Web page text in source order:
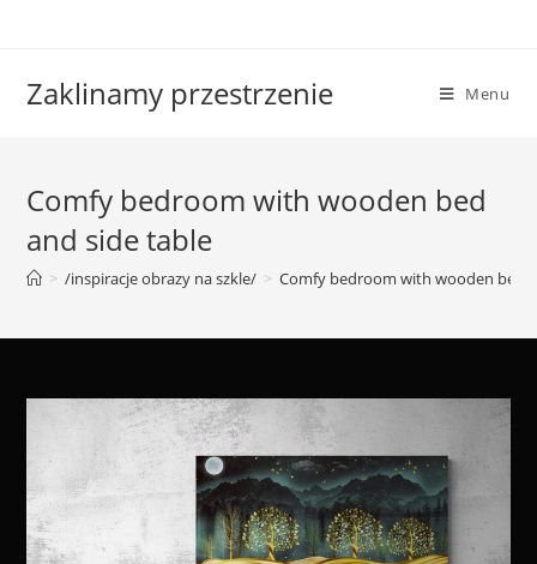
Zaklinamy przestrzenie Menu
Comfy bedroom with wooden bed
and side table
> /inspiracje obrazy na szkle/ > Comfy bedroom with wooden bed